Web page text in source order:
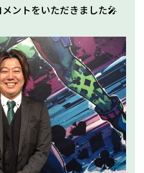
ントをいただきました🎤